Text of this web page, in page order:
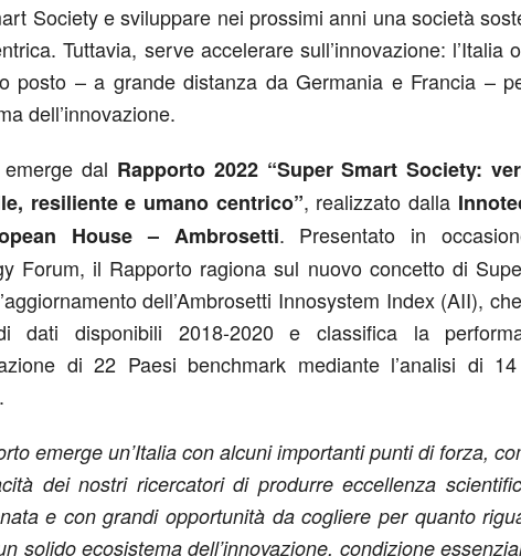
Society e sviluppare nei prossimi anni una società
Tuttavia, serve accelerare sull’innovazione: l’Italia
posto – a grande distanza da Germania e Francia –
dell’innovazione.
dal Rapporto 2022 “Super Smart Society:
resiliente e umano centrico”, realizzato dalla
House – Ambrosetti. Presentato in
Forum, il Rapporto ragiona sul nuovo concetto di
dell’Ambrosetti Innosystem Index (AII),
dati disponibili 2018-2020 e classifica la
di 22 Paesi benchmark mediante l’analisi di
emerge un’Italia con alcuni importanti punti di forza,
dei nostri ricercatori di produrre eccellenza
e con grandi opportunità da cogliere per quanto
solido ecosistema dell’innovazione, condizione